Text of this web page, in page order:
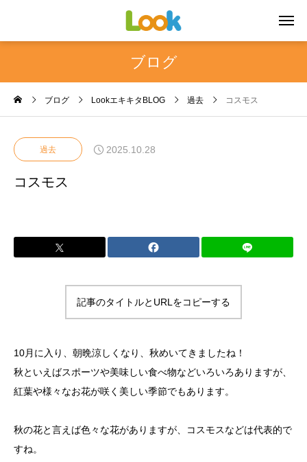
ブログ
ブログ LookエキキタBLOG 過去 コスモス
過去 2025.10.28
コスモス
記事のタイトルとURLをコピーする
10月に入り、朝晩涼しくなり、秋めいてきましたね！
秋といえばスポーツや美味しい食べ物などいろいろありますが、
紅葉や様々なお花が咲く美しい季節でもあります。
秋の花と言えば色々な花がありますが、コスモスなどは代表的で
すね。